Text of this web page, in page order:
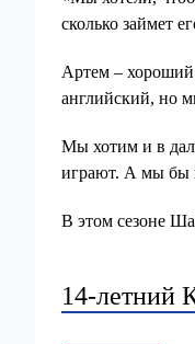
сколько займет
Артем – хороший
английский, но
Мы хотим и в
играют. А мы бы
В этом сезоне
14-летний